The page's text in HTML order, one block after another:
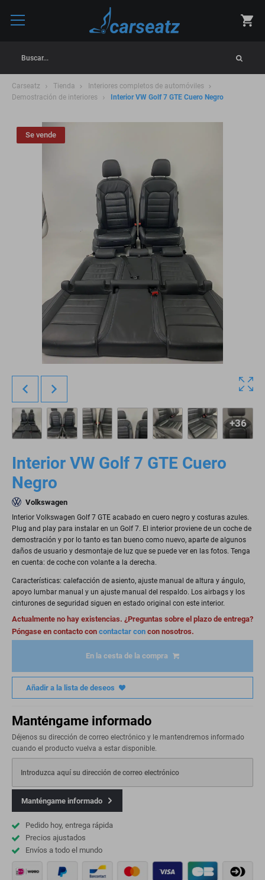
Buscar...
Carseatz Tienda
Interiores completos de automóviles
Demostración de interiores
Interior VW Golf 7 GTE Cuero Negro
Se vende
+36
Interior VW Golf 7 GTE Cuero
Negro
Volkswagen
Interior Volkswagen Golf 7 GTE acabado en cuero negro y costuras azules.
Plug and play para instalar en un Golf 7. El interior proviene de un coche de
demostración y por lo tanto es tan bueno como nuevo, aparte de algunos
daños de usuario y desmontaje de luz que se puede ver en las fotos. Tenga
en cuenta: de coche con volante a la derecha.
Características: calefacción de asiento, ajuste manual de altura y ángulo,
apoyo lumbar manual y un ajuste manual del respaldo. Los airbags y los
cinturones de seguridad siguen en estado original con este interior.
Actualmente no hay existencias. ¿Preguntas sobre el plazo de entrega?
Póngase en contacto con contactar con con nosotros.
En la cesta de la compra
Añadir a la lista de deseos
Manténgame informado
Déjenos su dirección de correo electrónico y le mantendremos informado
cuando el producto vuelva a estar disponible.
Introduzca aquí su dirección de correo electrónico
Manténgame informado
Pedido hoy, entrega rápida
Precios ajustados
Envíos a todo el mundo